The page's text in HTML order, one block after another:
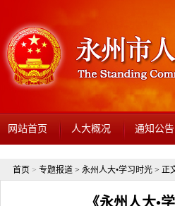
网站首页 人大概况 通知公告
首页 > 专题报道 > 永州人大•学习时光 > 正
《永州人大•